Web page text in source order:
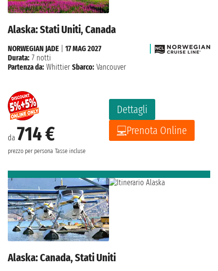
Alaska: Stati Uniti, Canada
da 714 €
prezzo per persona Tasse incluse
Dettagli
Prenota Online
NORWEGIAN JADE
17 MAG 2027
Durata: 7 notti
Partenza da: Whittier Sbarco: Vancouver
Alaska: Canada, Stati Uniti